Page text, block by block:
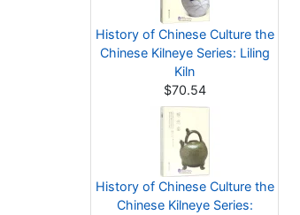
History of Chinese Culture the
Chinese Kilneye Series: Liling
Kiln
$70.54
History of Chinese Culture the
Chinese Kilneye Series: